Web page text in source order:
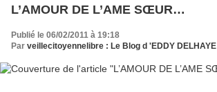
L’AMOUR DE L’AME SŒUR…
Publié le 06/02/2011 à 19:18
Par veillecitoyennelibre : Le Blog d 'EDDY DELHAYE